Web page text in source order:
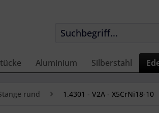
Aluminium Silberstahl
rund 1.4301 - V2A - X5CrNi18-10